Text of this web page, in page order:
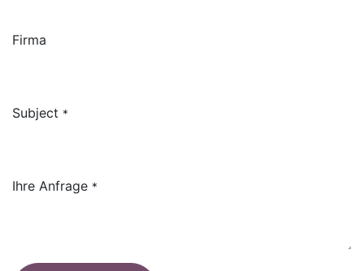
Firma
Subject *
Ihre Anfrage *